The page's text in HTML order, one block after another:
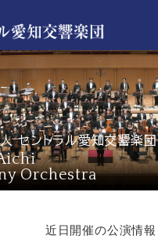
セントラル愛知交響楽団
Orchestra
近日開催の公演情報